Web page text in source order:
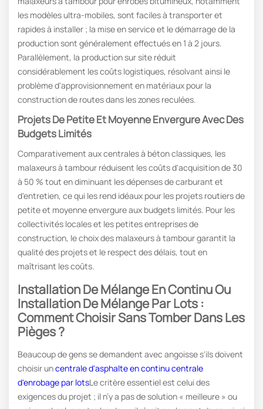
les modèles ultra-mobiles, sont faciles à transporter et
rapides à installer ; la mise en service et le démarrage de la
production sont généralement effectués en 1 à 2 jours.
Parallèlement, la production sur site réduit
considérablement les coûts logistiques, résolvant ainsi le
problème d'approvisionnement en matériaux pour la
construction de routes dans les zones reculées.
Projets De Petite Et Moyenne Envergure Avec Des
Budgets Limités
Comparativement aux centrales à béton classiques, les
malaxeurs à tambour réduisent les coûts d'acquisition de 30
à 50 % tout en diminuant les dépenses de carburant et
d'entretien, ce qui les rend idéaux pour les projets routiers de
petite et moyenne envergure aux budgets limités. Pour les
collectivités locales et les petites entreprises de
construction, le choix des malaxeurs à tambour garantit la
qualité des projets et le respect des délais, tout en
maîtrisant les coûts.
Installation De Mélange En Continu Ou
Installation De Mélange Par Lots :
Comment Choisir Sans Tomber Dans Les
Pièges ?
Beaucoup de gens se demandent avec angoisse s'ils doivent
choisir uncentrale d'asphalte en continucentrale
d'enrobage par lotsLe critère essentiel est celui des
exigences du projet ; il n’y a pas de solution « meilleure » ​​ou